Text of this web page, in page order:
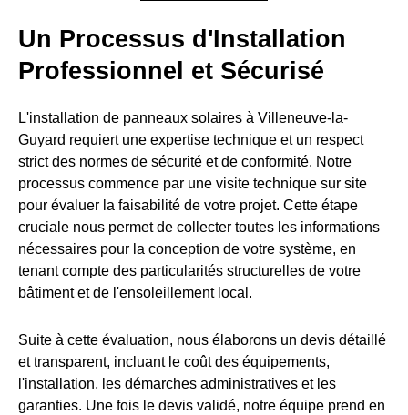
Un Processus d'Installation
Professionnel et Sécurisé
L'installation de panneaux solaires à Villeneuve-la-
Guyard requiert une expertise technique et un respect
strict des normes de sécurité et de conformité. Notre
processus commence par une visite technique sur site
pour évaluer la faisabilité de votre projet. Cette étape
cruciale nous permet de collecter toutes les informations
nécessaires pour la conception de votre système, en
tenant compte des particularités structurelles de votre
bâtiment et de l'ensoleillement local.
Suite à cette évaluation, nous élaborons un devis détaillé
et transparent, incluant le coût des équipements,
l'installation, les démarches administratives et les
garanties. Une fois le devis validé, notre équipe prend en